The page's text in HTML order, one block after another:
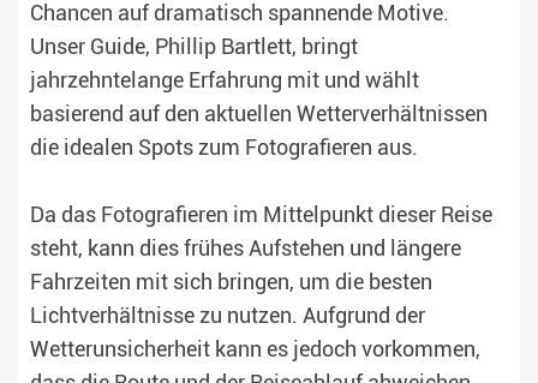
Chancen auf dramatisch spannende Motive.
Unser Guide, Phillip Bartlett, bringt
jahrzehntelange Erfahrung mit und wählt
basierend auf den aktuellen Wetterverhältnissen
die idealen Spots zum Fotografieren aus.
Da das Fotografieren im Mittelpunkt dieser Reise
steht, kann dies frühes Aufstehen und längere
Fahrzeiten mit sich bringen, um die besten
Lichtverhältnisse zu nutzen. Aufgrund der
Wetterunsicherheit kann es jedoch vorkommen,